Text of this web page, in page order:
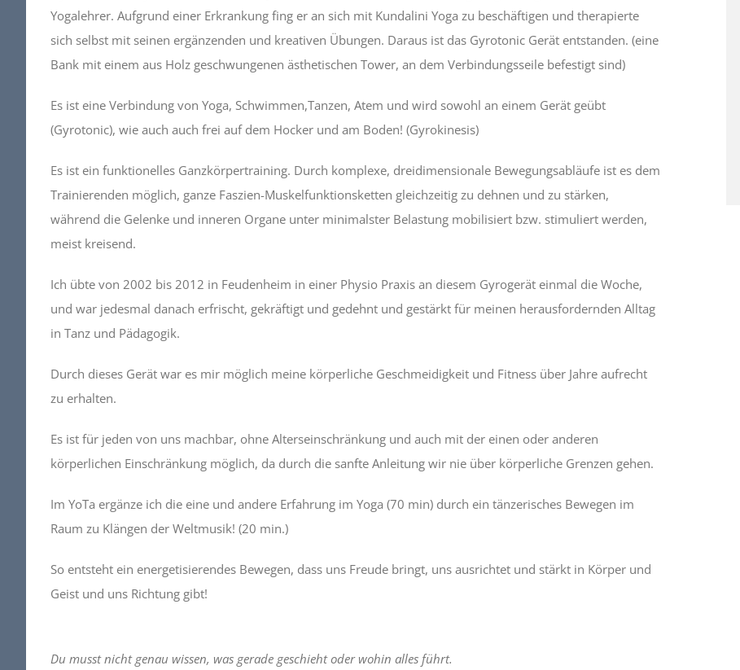
Yogalehrer. Aufgrund einer Erkrankung fing er an sich mit Kundalini Yoga zu beschäftigen und therapierte
sich selbst mit seinen ergänzenden und kreativen Übungen. Daraus ist das Gyrotonic Gerät entstanden. (eine
Bank mit einem aus Holz geschwungenen ästhetischen Tower, an dem Verbindungsseile befestigt sind)
Es ist eine Verbindung von Yoga, Schwimmen,Tanzen, Atem und wird sowohl an einem Gerät geübt
(Gyrotonic), wie auch auch frei auf dem Hocker und am Boden! (Gyrokinesis)
Es ist ein funktionelles Ganzkörpertraining. Durch komplexe, dreidimensionale Bewegungsabläufe ist es dem
Trainierenden möglich, ganze Faszien-Muskelfunktionsketten gleichzeitig zu dehnen und zu stärken,
während die Gelenke und inneren Organe unter minimalster Belastung mobilisiert bzw. stimuliert werden,
meist kreisend.
Ich übte von 2002 bis 2012 in Feudenheim in einer Physio Praxis an diesem Gyrogerät einmal die Woche,
und war jedesmal danach erfrischt, gekräftigt und gedehnt und gestärkt für meinen herausfordernden Alltag
in Tanz und Pädagogik.
Durch dieses Gerät war es mir möglich meine körperliche Geschmeidigkeit und Fitness über Jahre aufrecht
zu erhalten.
Es ist für jeden von uns machbar, ohne Alterseinschränkung und auch mit der einen oder anderen
körperlichen Einschränkung möglich, da durch die sanfte Anleitung wir nie über körperliche Grenzen gehen.
Im YoTa ergänze ich die eine und andere Erfahrung im Yoga (70 min) durch ein tänzerisches Bewegen im
Raum zu Klängen der Weltmusik! (20 min.)
So entsteht ein energetisierendes Bewegen, dass uns Freude bringt, uns ausrichtet und stärkt in Körper und
Geist und uns Richtung gibt!
Du musst nicht genau wissen, was gerade geschieht oder wohin alles führt.